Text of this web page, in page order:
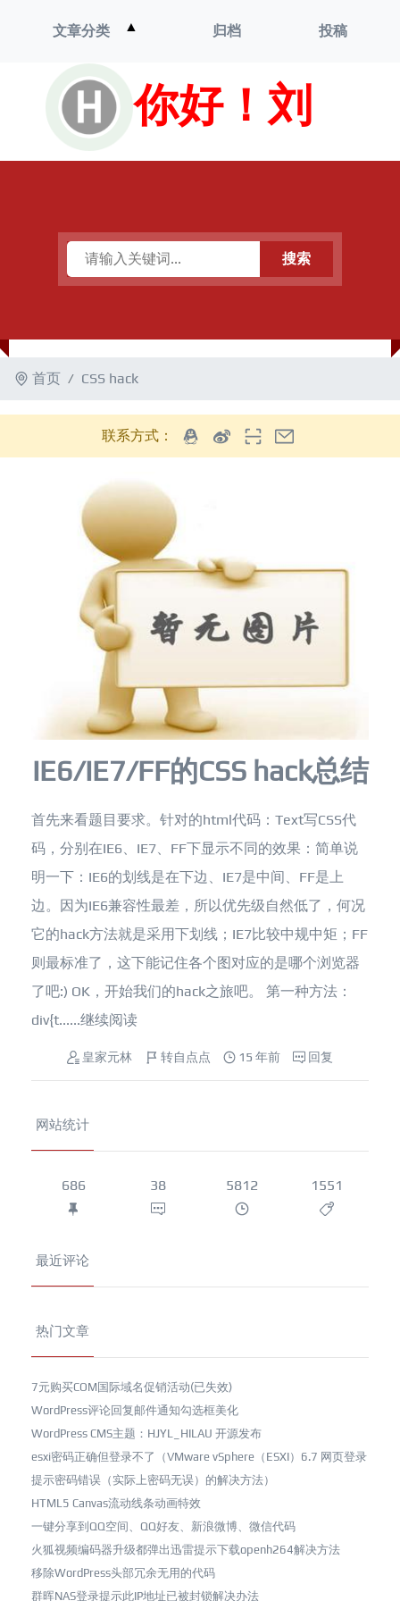
你好！刘
文章分类 ▲
单
归档 投稿
搜索
首页 CSS hack
联系方式：
IE6/IE7/FF的CSS hack总结
首先来看题目要求。针对的html代码：Text写CSS代
码，分别在IE6、IE7、FF下显示不同的效果：简单说
明一下：IE6的划线是在下边、IE7是中间、FF是上
边。因为IE6兼容性最差，所以优先级自然低了，何况
它的hack方法就是采用下划线；IE7比较中规中矩；FF
则最标准了，这下能记住各个图对应的是哪个浏览器
了吧:) OK，开始我们的hack之旅吧。 第一种方法：
div{t......继续阅读
皇家元林 转自点点 15 年前 回复
网站统计
686 38 5812 1551
最近评论
热门文章
7元购买COM国际域名促销活动(已失效)
WordPress评论回复邮件通知勾选框美化
WordPress CMS主题：HJYL_HILAU 开源发布
esxi密码正确但登录不了（VMware vSphere（ESXI）6.7 网页登录
提示密码错误（实际上密码无误）的解决方法）
HTML5 Canvas流动线条动画特效
一键分享到QQ空间、QQ好友、新浪微博、微信代码
火狐视频编码器升级都弹出迅雷提示下载openh264解决方法
移除WordPress头部冗余无用的代码
群晖NAS登录提示此IP地址已被封锁解决办法